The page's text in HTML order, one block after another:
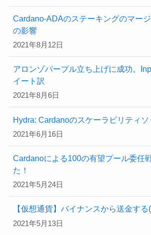
Cardano-ADAのステーキングのマー
の影響
2021年8月12日
アロンゾパープル立ち上げに成功。
イート訳
2021年8月6日
Hydra: Cardanoのスケーラビリティ
2021年6月16日
Cardanoによる100の有望プール委任
た！
2021年5月24日
【仮想通貨】バイナンスから送金す
2021年5月13日